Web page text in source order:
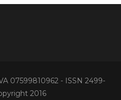
07599810962 - ISSN 2499-
2016